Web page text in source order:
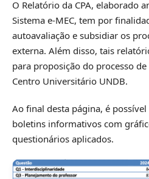
O Relatório da CPA, elaborado
Sistema e-MEC, tem por
autoavaliação e subsidiar os
externa. Além disso, tais
para proposição do processo
Centro Universitário UNDB.
Ao final desta página, é
boletins informativos com
questionários aplicados.